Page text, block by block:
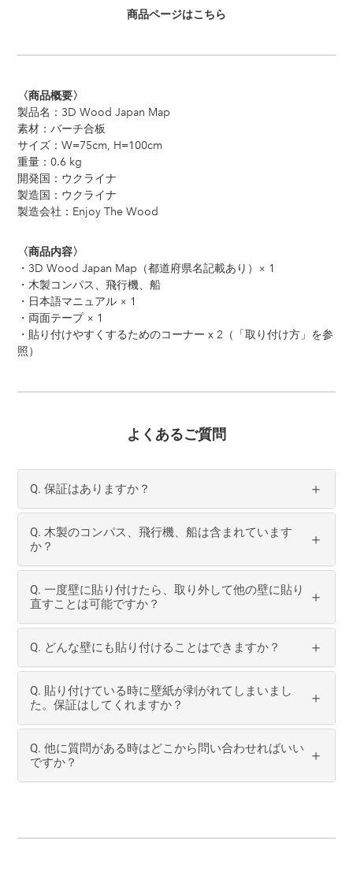
商品ページはこちら
〈商品概要〉
製品名：3D Wood Japan Map
素材：バーチ合板
サイズ：W=75cm, H=100cm
重量：0.6 kg
開発国：ウクライナ
製造国：ウクライナ
製造会社：Enjoy The Wood
〈商品内容〉
・3D Wood Japan Map（都道府県名記載あり）× 1
・木製コンパス、飛行機、船
・日本語マニュアル × 1
・両面テープ × 1
・貼り付けやすくするためのコーナー x 2（「取り付け方」を参
照）
よくあるご質問
Q. 保証はありますか？
Q. 木製のコンパス、飛行機、船は含まれています
か？
Q. 一度壁に貼り付けたら、取り外して他の壁に貼り
直すことは可能ですか？
Q. どんな壁にも貼り付けることはできますか？
Q. 貼り付けている時に壁紙が剥がれてしまいまし
た。保証はしてくれますか？
Q. 他に質問がある時はどこから問い合わせればいい
ですか？